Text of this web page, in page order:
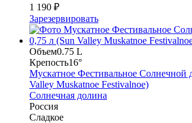
1 190 ₽
Зарезервировать
Объем0.75 L
Крепость16°
Мускатное Фестивальное Солнечной
Valley Muskatnoe Festivalnoe)
Солнечная долина
Россия
Сладкое